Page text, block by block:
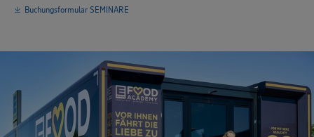
Buchungsformular SEMINARE